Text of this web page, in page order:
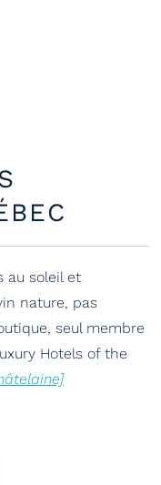
au soleil et
nature, pas
seul membre
Hotels of the